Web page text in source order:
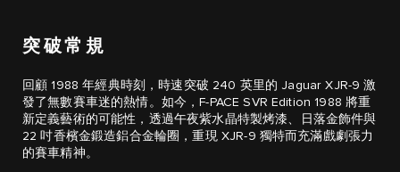
突破常規
回顧 1988 年經典時刻，時速突破 240 英里的 Jaguar XJR-9 激
發了無數賽車迷的熱情。如今，F-PACE SVR Edition 1988 將重
新定義藝術的可能性，透過午夜紫水晶特製烤漆、日落金飾件與
22 吋香檳金鍛造鋁合金輪圈，重現 XJR-9 獨特而充滿戲劇張力
的賽車精神。